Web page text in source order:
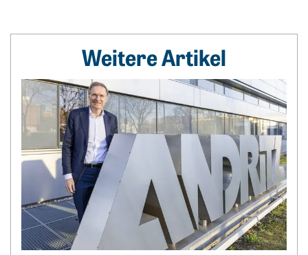
Weitere Artikel
Weiterlesen: „Ich glaube, dass unsere Aktionäre sehr